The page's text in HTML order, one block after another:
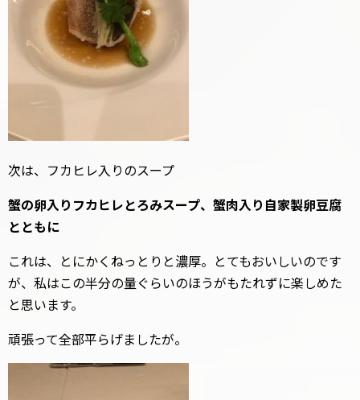
次は、フカヒレ入りのスープ
蟹の卵入りフカヒレとろみスープ、蟹肉入り自家製卵豆腐
とともに
これは、とにかくねっとりと濃厚。とてもおいしいのです
が、私はこの半分の量ぐらいのほうがもたれずに楽しめた
と思います。
頑張って全部平らげましたが。